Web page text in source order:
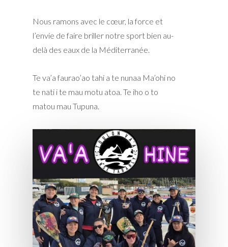
Nous ramons avec le cœur, la force et
l’envie de faire briller notre sport bien au-
delà des eaux de la Méditerranée.
Te va’a faurao’ao tahi a te nunaa Ma’ohi no
te nati i te mau motu atoa. Te iho o to
matou mau Tupuna.